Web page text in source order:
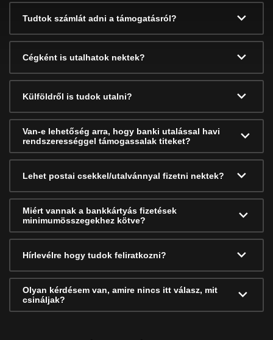
Tudtok számlát adni a támogatásról?
Cégként is utalhatok nektek?
Külföldről is tudok utalni?
Van-e lehetőség arra, hogy banki utalással havi
rendszerességgel támogassalak titeket?
Lehet postai csekkel/utalvánnyal fizetni nektek?
Miért vannak a bankkártyás fizetések
minimumösszegekhez kötve?
Hírlevélre hogy tudok feliratkozni?
Olyan kérdésem van, amire nincs itt válasz, mit
csináljak?